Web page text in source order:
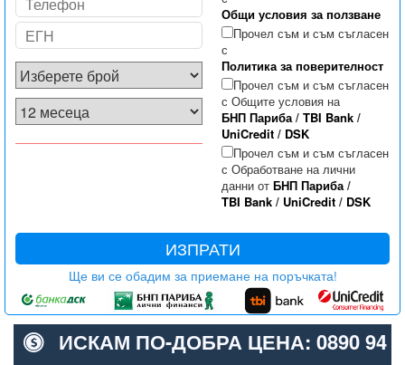
Общи условия за ползване
Прочел съм и съм съгласен
с
Политика за поверителност
Прочел съм и съм съгласен
с Общите условия на
БНП Париба/ TBI Bank/
UniCredit/ DSK
Прочел съм и съм съгласен
с Обработване на лични
данни от БНП Париба/
TBI Bank/ UniCredit/ DSK
ИЗПРАТИ
Ще ви се обадим за приемане на поръчката!
ИСКАМ ПО-ДОБРА ЦЕНА: 0890 94